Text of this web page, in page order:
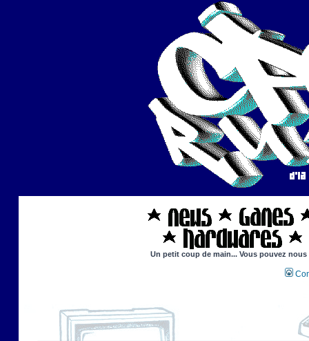
Un petit coup de main... Vous pouvez